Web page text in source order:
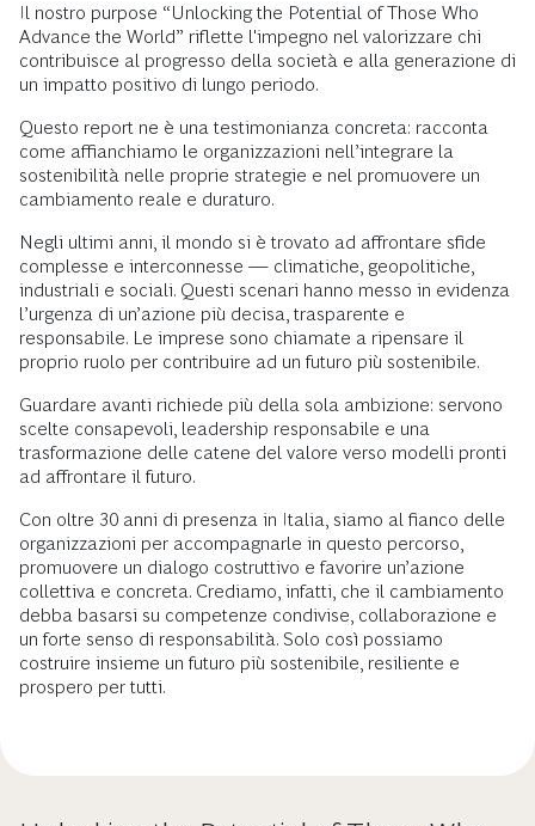
Il nostro purpose “Unlocking the Potential of Those Who
Advance the World” riflette l'impegno nel valorizzare chi
contribuisce al progresso della società e alla generazione di
un impatto positivo di lungo periodo.
Questo report ne è una testimonianza concreta: racconta
come affianchiamo le organizzazioni nell’integrare la
sostenibilità nelle proprie strategie e nel promuovere un
cambiamento reale e duraturo.
Negli ultimi anni, il mondo si è trovato ad affrontare sfide
complesse e interconnesse — climatiche, geopolitiche,
industriali e sociali. Questi scenari hanno messo in evidenza
l’urgenza di un’azione più decisa, trasparente e
responsabile. Le imprese sono chiamate a ripensare il
proprio ruolo per contribuire ad un futuro più sostenibile.
Guardare avanti richiede più della sola ambizione: servono
scelte consapevoli, leadership responsabile e una
trasformazione delle catene del valore verso modelli pronti
ad affrontare il futuro.
Con oltre 30 anni di presenza in Italia, siamo al fianco delle
organizzazioni per accompagnarle in questo percorso,
promuovere un dialogo costruttivo e favorire un’azione
collettiva e concreta. Crediamo, infatti, che il cambiamento
debba basarsi su competenze condivise, collaborazione e
un forte senso di responsabilità. Solo così possiamo
costruire insieme un futuro più sostenibile, resiliente e
prospero per tutti.